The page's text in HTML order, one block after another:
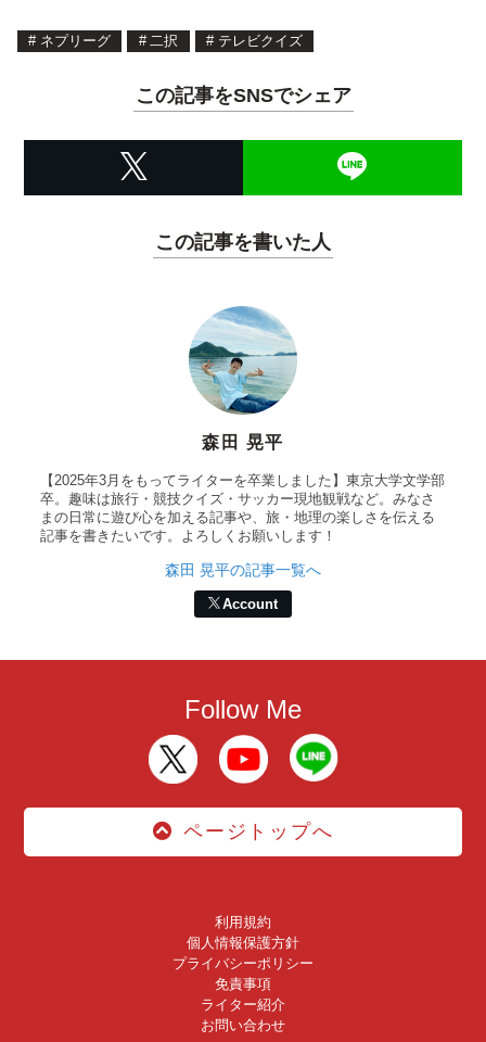
# ネプリーグ # 二択 # テレビクイズ
この記事をSNSでシェア
この記事を書いた人
森田 晃平
【2025年3月をもってライターを卒業しました】東京大学文学部
卒。趣味は旅行・競技クイズ・サッカー現地観戦など。みなさ
まの日常に遊び心を加える記事や、旅・地理の楽しさを伝える
記事を書きたいです。よろしくお願いします！
森田 晃平の記事一覧へ
Account
Follow Me
ページトップへ
利用規約
個人情報保護方針
プライバシーポリシー
免責事項
ライター紹介
お問い合わせ